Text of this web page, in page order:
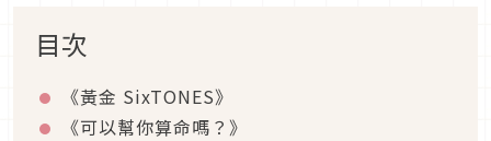
目次
《黃金 SixTONES》
《可以幫你算命嗎？》